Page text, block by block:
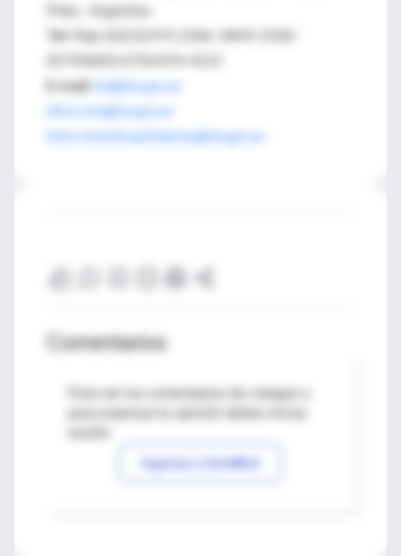
Plata - Argentina
Tel- Fax:
(0223) 473-1506/ 3449/ 2100/
0579/8405/2750/474-4123
E-mail: ine@ine.gov.ar
direccion@ine.gov.ar
infeccioneshospitalarias@ine.gov.ar
Comentarios
Para ver los comentarios de colegas o
Ingresar a IntraMed